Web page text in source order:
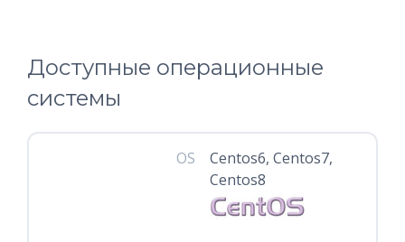
Доступные операционные
системы
OS
Centos6, Centos7,
Centos8